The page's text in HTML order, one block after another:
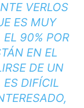
VERLOS
ES MUY
EL 90% POR
EN EL
DE UN
DIFÍCIL